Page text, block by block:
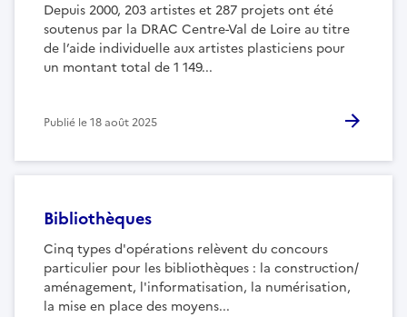
Depuis 2000, 203 artistes et 287 projets ont été
soutenus par la DRAC Centre-Val de Loire au titre
de l’aide individuelle aux artistes plasticiens pour
un montant total de 1 149...
Publié le18 août 2025
Bibliothèques
Cinq types d'opérations relèvent du concours
particulier pour les bibliothèques : la construction/
aménagement, l'informatisation, la numérisation,
la mise en place des moyens...